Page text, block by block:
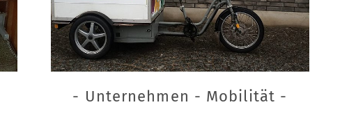
- Unternehmen - Mobilität -